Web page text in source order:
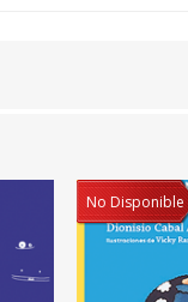
No Disponible